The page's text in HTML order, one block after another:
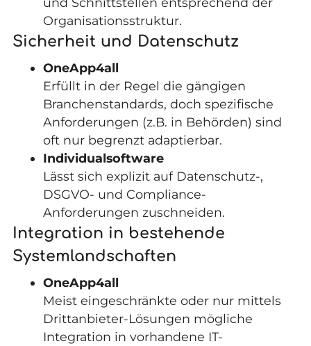
Organisationsstruktur.
Sicherheit und Datenschutz
OneApp4all
Erfüllt in der Regel die gängigen
Branchenstandards, doch spezifische
Anforderungen (z.B. in Behörden) sind
oft nur begrenzt adaptierbar.
Individualsoftware
Lässt sich explizit auf Datenschutz-,
DSGVO- und Compliance-
Anforderungen zuschneiden.
Integration in bestehende
Systemlandschaften
OneApp4all
Meist eingeschränkte oder nur mittels
Drittanbieter-Lösungen mögliche
Integration in vorhandene IT-